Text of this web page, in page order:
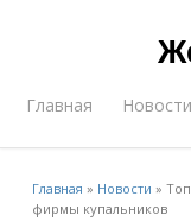
Главная Новости
Главная » Новости »
фирмы купальников